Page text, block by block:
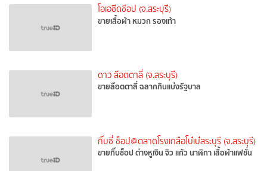
โอเอซีดช๊อป (จ.สระบุรี)
ขายเสื้อผ้า หมวก รองเท้า
ดาว ล๊อตตาลี่ (จ.สระบุรี)
ขายล๊อตตาลี่ ฉลากกินแบ่งรัฐบาล
กิ๊บซี่ ช็อป@ตลาดโรงเกลือโบ๋เบ๋สระบุรี (จ.สระบุรี)
ขายกิ๊บช็อป ต่างหูเงิน จิว แก้ว นาฬิกา เสื้อผ้าแฟชั่น